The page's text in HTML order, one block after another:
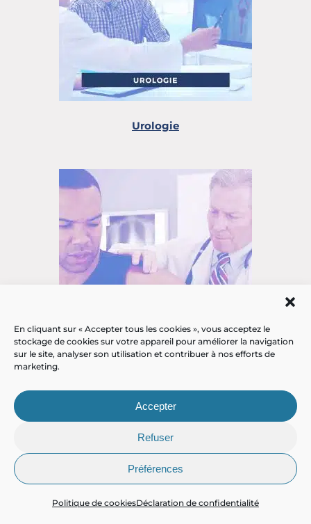
En cliquant sur « Accepter tous les cookies », vous acceptez le
stockage de cookies sur votre appareil pour améliorer la navigation
sur le site, analyser son utilisation et contribuer à nos efforts de
marketing.
Accepter
Refuser
Préférences
Politique de cookiesDéclaration de confidentialité
Urologie